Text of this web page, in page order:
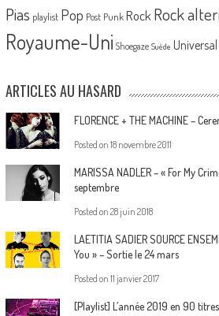
Pias playlist Pop Post Punk Rock Rock
Royaume-Uni Shoegaze Suède Universal
ARTICLES AU HASARD
FLORENCE + THE MACHINE –
Posted on 18 novembre 2011
MARISSA NADLER – « For My
septembre
Posted on 28 juin 2018
LAETITIA SADIER SOURCE
You » – Sortie le 24 mars
Posted on 11 janvier 2017
[Playlist] L’année 2019 en 90